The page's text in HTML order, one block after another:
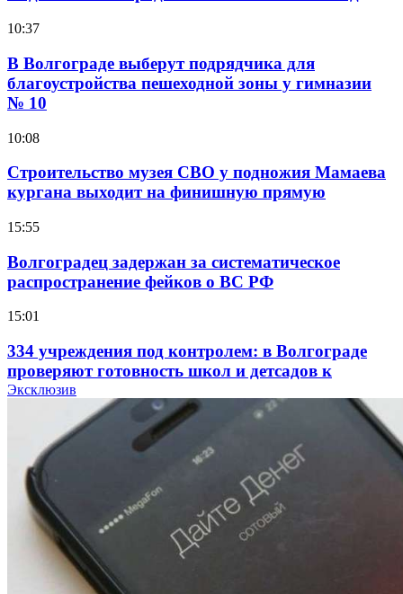
10:37
В Волгограде выберут подрядчика для
благоустройства пешеходной зоны у гимназии
№ 10
10:08
Строительство музея СВО у подножия Мамаева
кургана выходит на финишную прямую
15:55
Волгоградец задержан за систематическое
распространение фейков о ВС РФ
15:01
334 учреждения под контролем: в Волгограде
проверяют готовность школ и детсадов к
учебному году
Покушение на убийство в Волгограде: девушка
напала на незнакомую женщину с ножом
12:39
Сладкий праздник в Волгограде: в Центральном
парке прошёл фестиваль „Арбузный переполох“
Эксклюзив